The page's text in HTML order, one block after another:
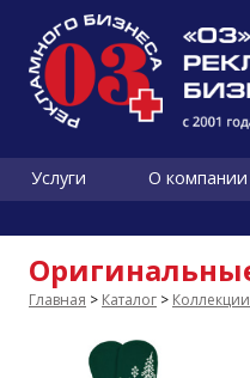
Услуги О компании
Главная > Каталог >